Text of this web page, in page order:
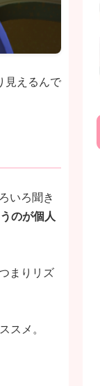
見えるんで
いろ聞き
のが個人
まりリズ
スメ。